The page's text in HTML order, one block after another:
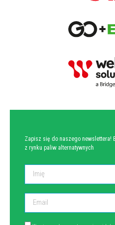
Zapisz się do naszego newslettera!
z rynku paliw alternatywnych